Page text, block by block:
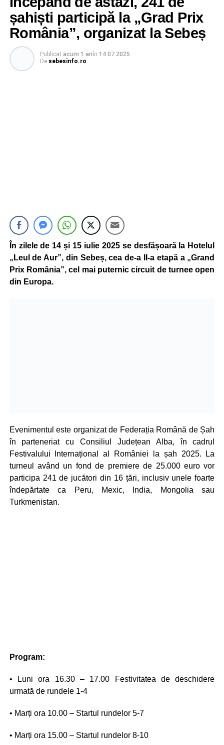
șahiști participă la „Grad Prix
România”, organizat la Sebeș
Publicat acum 1 anîn 14.07.2025
De sebesinfo.ro
În zilele de 14 și 15 iulie 2025 se desfășoară la Hotelul
„Leul de Aur”, din Sebeș, cea de-a II-a etapă a „Grand
Prix România”, cel mai puternic circuit de turnee open
din Europa.
Evenimentul este organizat de Federația Română de Șah
în parteneriat cu Consiliul Județean Alba, în cadrul
Festivalului Internațional al României la șah 2025. La
turneul având un fond de premiere de 25.000 euro vor
participa 241 de jucători din 16 țări, inclusiv unele foarte
îndepărtate ca Peru, Mexic, India, Mongolia sau
Turkmenistan.
Program:
• Luni ora 16.30 – 17.00 Festivitatea de deschidere
urmată de rundele 1-4
• Marți ora 10.00 – Startul rundelor 5-7
• Marți ora 15.00 – Startul rundelor 8-10